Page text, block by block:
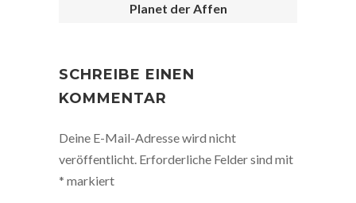
Planet der Affen
SCHREIBE EINEN
KOMMENTAR
Deine E-Mail-Adresse wird nicht
veröffentlicht. Erforderliche Felder sind mit
* markiert